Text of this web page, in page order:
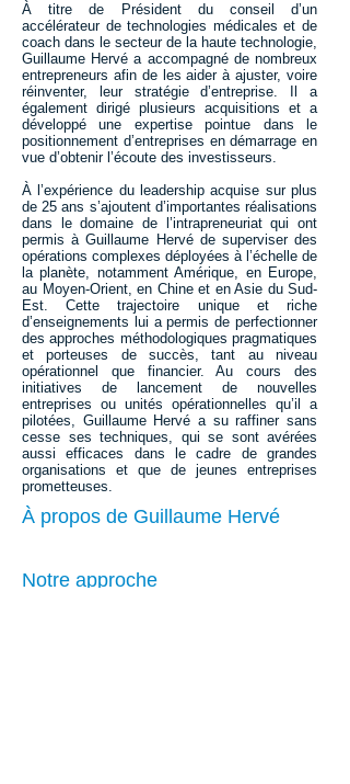
À titre de Président du conseil d’un
accélérateur de technologies médicales et de
coach dans le secteur de la haute technologie,
Guillaume Hervé a accompagné de nombreux
entrepreneurs afin de les aider à ajuster, voire
réinventer, leur stratégie d’entreprise. Il a
également dirigé plusieurs acquisitions et a
développé une expertise pointue dans le
positionnement d’entreprises en démarrage en
vue d’obtenir l’écoute des investisseurs.
À l’expérience du leadership acquise sur plus
de 25 ans s’ajoutent d’importantes réalisations
dans le domaine de l’intrapreneuriat qui ont
permis à Guillaume Hervé de superviser des
opérations complexes déployées à l’échelle de
la planète, notamment Amérique, en Europe,
au Moyen-Orient, en Chine et en Asie du Sud-
Est. Cette trajectoire unique et riche
d’enseignements lui a permis de perfectionner
des approches méthodologiques pragmatiques
et porteuses de succès, tant au niveau
opérationnel que financier. Au cours des
initiatives de lancement de nouvelles
entreprises ou unités opérationnelles qu’il a
pilotées, Guillaume Hervé a su raffiner sans
cesse ses techniques, qui se sont avérées
aussi efficaces dans le cadre de grandes
organisations et que de jeunes entreprises
prometteuses.
À propos de Guillaume Hervé
Notre approche